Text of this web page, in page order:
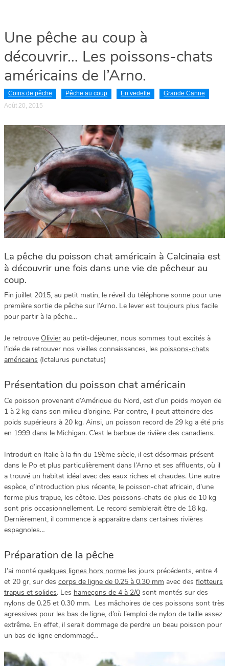
Une pêche au coup à
découvrir… Les poissons-chats
américains de l’Arno.
Coins de pêche Pêche au coup En vedette
Grande Canne
Août 20, 2015
La pêche du poisson chat américain à Calcinaia est
à découvrir une fois dans une vie de pêcheur au
coup.
Fin juillet 2015, au petit matin, le réveil du téléphone sonne pour une
première sortie de pêche sur l’Arno. Le lever est toujours plus facile
pour partir à la pêche…
Je retrouve Olivier au petit-déjeuner, nous sommes tout excités à
l’idée de retrouver nos vieilles connaissances, les poissons-chats
américains (Ictalurus punctatus)
Présentation du poisson chat américain
Ce poisson provenant d’Amérique du Nord, est d’un poids moyen de
1 à 2 kg dans son milieu d’origine. Par contre, il peut atteindre des
poids supérieurs à 20 kg. Ainsi, un poisson record de 29 kg a été pris
en 1999 dans le Michigan. C’est le barbue de rivière des canadiens.
Introduit en Italie à la fin du 19ème siècle, il est désormais présent
dans le Po et plus particulièrement dans l’Arno et ses affluents, où il
a trouvé un habitat idéal avec des eaux riches et chaudes. Une autre
espèce, d’introduction plus récente, le poisson-chat africain, d’une
forme plus trapue, les côtoie. Des poissons-chats de plus de 10 kg
sont pris occasionnellement. Le record semblerait être de 18 kg.
Dernièrement, il commence à apparaître dans certaines rivières
espagnoles…
Préparation de la pêche
J’ai monté quelques lignes hors norme les jours précédents, entre 4
et 20 gr, sur des corps de ligne de 0.25 à 0.30 mm avec des flotteurs
trapus et solides. Les hameçons de 4 à 2/0 sont montés sur des
nylons de 0.25 et 0.30 mm. Les mâchoires de ces poissons sont très
agressives pour les bas de ligne, d’où l’emploi de nylon de taille assez
extrême. En effet, il serait dommage de perdre un beau poisson pour
un bas de ligne endommagé…